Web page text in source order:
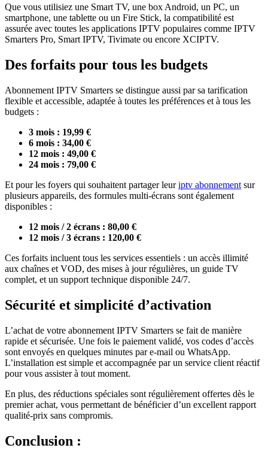
Que vous utilisiez une Smart TV, une box Android, un PC, un
smartphone, une tablette ou un Fire Stick, la compatibilité est
assurée avec toutes les applications IPTV populaires comme IPTV
Smarters Pro, Smart IPTV, Tivimate ou encore XCIPTV.
Des forfaits pour tous les budgets
Abonnement IPTV Smarters se distingue aussi par sa tarification
flexible et accessible, adaptée à toutes les préférences et à tous les
budgets :
3 mois : 19,99 €
6 mois : 34,00 €
12 mois : 49,00 €
24 mois : 79,00 €
Et pour les foyers qui souhaitent partager leuriptv abonnement sur
plusieurs appareils, des formules multi-écrans sont également
disponibles :
12 mois / 2 écrans : 80,00 €
12 mois / 3 écrans : 120,00 €
Ces forfaits incluent tous les services essentiels : un accès illimité
aux chaînes et VOD, des mises à jour régulières, un guide TV
complet, et un support technique disponible 24/7.
Sécurité et simplicité d’activation
L’achat de votre abonnement IPTV Smarters se fait de manière
rapide et sécurisée. Une fois le paiement validé, vos codes d’accès
sont envoyés en quelques minutes par e-mail ou WhatsApp.
L’installation est simple et accompagnée par un service client réactif
pour vous assister à tout moment.
En plus, des réductions spéciales sont régulièrement offertes dès le
premier achat, vous permettant de bénéficier d’un excellent rapport
qualité-prix sans compromis.
Conclusion :